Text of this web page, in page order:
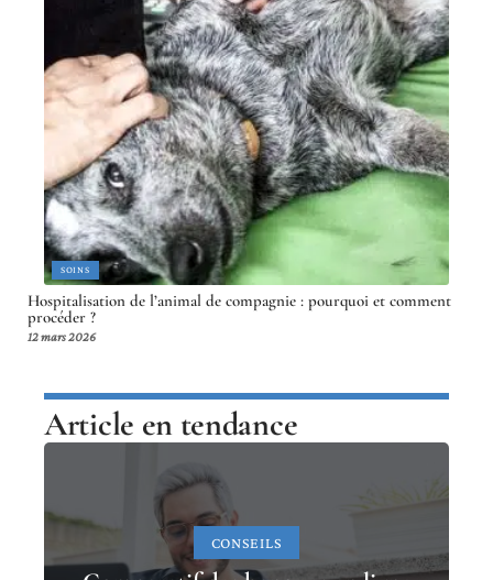
SOINS
Hospitalisation de l’animal de compagnie : pourquoi et comment
procéder ?
12 mars 2026
Article en tendance
CONSEILS